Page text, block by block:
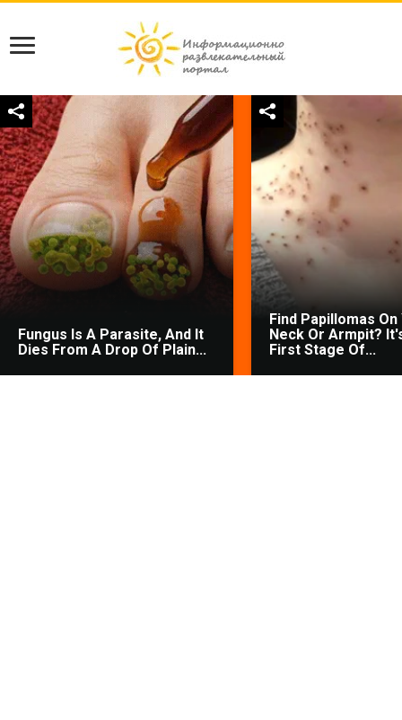
Fungus Is A Parasite, And It
Dies From A Drop Of Plain...
Find Papillomas On
Neck Or Armpit?
First Stage Of...